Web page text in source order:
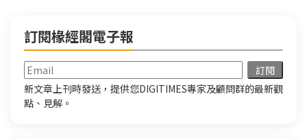
訂閱椽經閣電子報
新文章上刊時發送，提供您DIGITIMES專家及顧問群的最新觀
點、見解。